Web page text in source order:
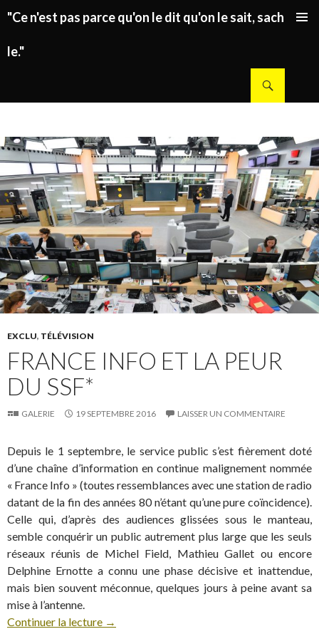
"Ce n'est pas parce qu'on le dit qu'on le sait, sachez
le."
EXCLU, TÉLÉVISION
FRANCE INFO ET LA PEUR
DU SSF*
GALERIE 19 SEPTEMBRE 2016 LAISSER UN COMMENTAIRE
Depuis le 1 septembre, le service public s’est fièrement doté
d’une chaîne d’information en continue malignement nommée
« France Info » (toutes ressemblances avec une station de radio
datant de la fin des années 80 n’étant qu’une pure coïncidence).
Celle qui, d’après des audiences glissées sous le manteau,
semble conquérir un public autrement plus large que les seuls
réseaux réunis de Michel Field, Mathieu Gallet ou encore
Delphine Ernotte a connu une phase décisive et inattendue,
mais bien souvent méconnue, quelques jours à peine avant sa
mise à l’antenne.
Continuer la lecture →